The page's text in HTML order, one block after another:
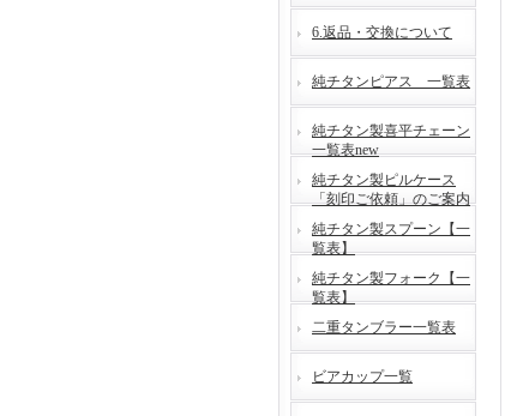
6.返品・交換について
純チタンピアス 一覧表
純チタン製喜平チェーン
一覧表new
純チタン製ピルケース
「刻印ご依頼」のご案内
純チタン製スプーン【一
覧表】
純チタン製フォーク【一
覧表】
二重タンブラー一覧表
ビアカップ一覧